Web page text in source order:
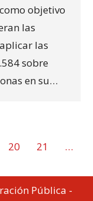
objetivo
las
las
sobre
en su…
20 21
…
Pública -